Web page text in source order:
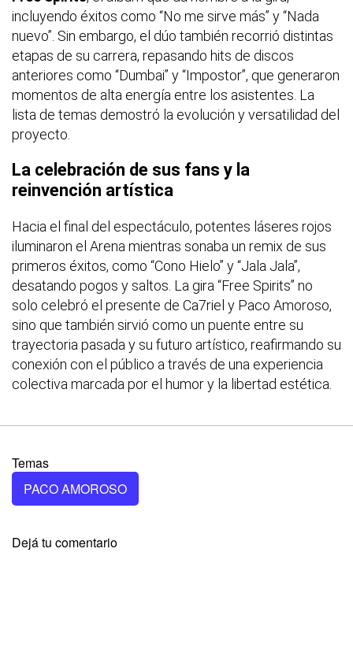
incluyendo éxitos como “No me sirve más” y “Nada
nuevo”. Sin embargo, el dúo también recorrió distintas
etapas de su carrera, repasando hits de discos
anteriores como “Dumbai” y “Impostor”, que generaron
momentos de alta energía entre los asistentes. La
lista de temas demostró la evolución y versatilidad del
proyecto.
La celebración de sus fans y la
reinvención artística
Hacia el final del espectáculo, potentes láseres rojos
iluminaron el Arena mientras sonaba un remix de sus
primeros éxitos, como “Cono Hielo” y “Jala Jala”,
desatando pogos y saltos. La gira “Free Spirits” no
solo celebró el presente de Ca7riel y Paco Amoroso,
sino que también sirvió como un puente entre su
trayectoria pasada y su futuro artístico, reafirmando su
conexión con el público a través de una experiencia
colectiva marcada por el humor y la libertad estética.
Temas
PACO AMOROSO
Dejá tu comentario